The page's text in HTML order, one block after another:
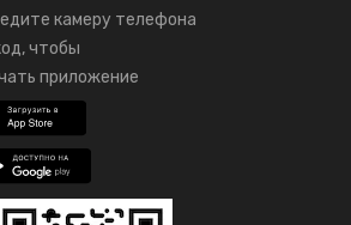
камеру телефона
чтобы
приложение